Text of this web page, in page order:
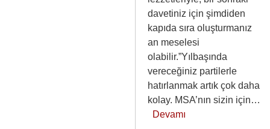
davetiniz için şimdiden
kapıda sıra oluşturmanız
an meselesi
olabilir.”Yılbaşında
vereceğiniz partilerle
hatırlanmak artık çok daha
kolay. MSA’nın sizin için…
Devamı